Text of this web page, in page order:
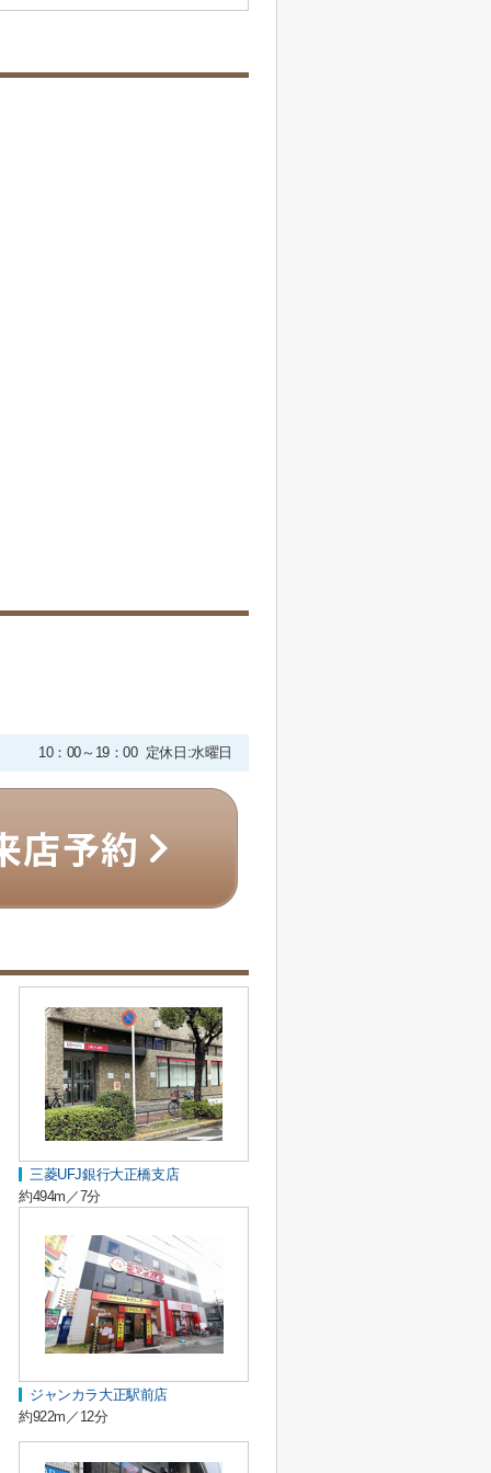
10：00～19：00 定休日:水曜日
三菱UFJ銀行大正橋支店
約494m／7分
ジャンカラ大正駅前店
約922m／12分